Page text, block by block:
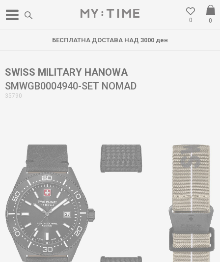
0
0
БЕСПЛАТНА ДОСТАВА НАД 3000 ден
SWISS MILITARY HANOWA
SMWGB0004940-SET NOMAD
35790